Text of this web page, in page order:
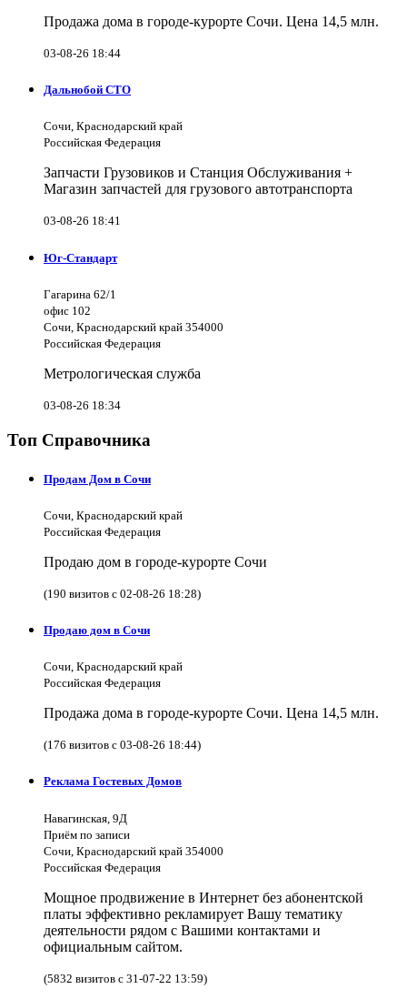
Продажа дома в городе-курорте Сочи. Цена 14,5 млн.
03-08-26 18:44
Дальнобой СТО
Сочи, Краснодарский край
Российская Федерация
Запчасти Грузовиков и Станция Обслуживания +
Магазин запчастей для грузового автотранспорта
03-08-26 18:41
Юг-Стандарт
Гагарина 62/1
офис 102
Сочи, Краснодарский край 354000
Российская Федерация
Метрологическая служба
03-08-26 18:34
Топ Справочника
Продам Дом в Сочи
Сочи, Краснодарский край
Российская Федерация
Продаю дом в городе-курорте Сочи
(190 визитов с 02-08-26 18:28)
Продаю дом в Сочи
Сочи, Краснодарский край
Российская Федерация
Продажа дома в городе-курорте Сочи. Цена 14,5 млн.
(176 визитов с 03-08-26 18:44)
Реклама Гостевых Домов
Навагинская, 9Д
Приём по записи
Сочи, Краснодарский край 354000
Российская Федерация
Мощное продвижение в Интернет без абонентской
платы эффективно рекламирует Вашу тематику
деятельности рядом с Вашими контактами и
официальным сайтом.
(5832 визитов с 31-07-22 13:59)